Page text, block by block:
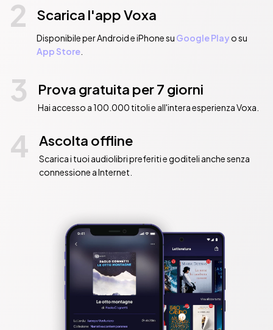
2 Scarica l'app Voxa
Disponibile per Android e iPhone su Google Playo su
App Store.
3 Prova gratuita per 7 giorni
Hai accesso a 100.000 titoli e all'intera esperienza Voxa.
4 Ascolta offline
Scarica i tuoi audiolibri preferiti e goditeli anche senza
connessione a Internet.